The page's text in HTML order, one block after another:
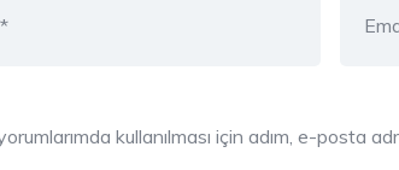
kullanılması için adım, e-posta